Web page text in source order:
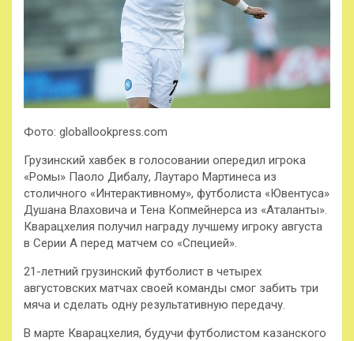
Фото: globallookpress.com
Грузинский хавбек в голосовании опередил игрока
«Ромы» Паоло Дибалу, Лаутаро Мартинеса из
столичного «Интерактивному», футболиста «Ювентуса»
Душана Влаховича и Тена Копмейнерса из «Аталанты».
Кварацхелия получил награду лучшему игроку августа
в Серии А перед матчем со «Специей».
21-летний грузинский футболист в четырех
августовских матчах своей команды смог забить три
мяча и сделать одну результативную передачу.
В марте Кварацхелия, будучи футболистом казанского